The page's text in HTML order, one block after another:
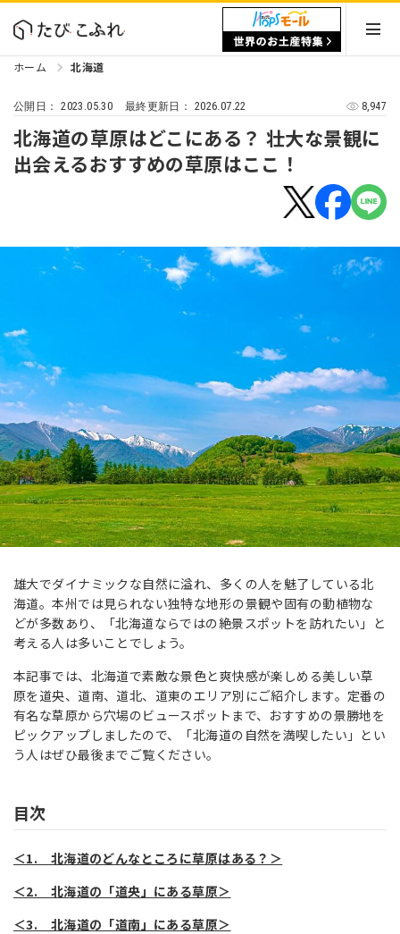
ホーム 北海道
公開日：2023.05.30 最終更新日： 2026.07.22 8,947
北海道の草原はどこにある？ 壮大な景観に
出会えるおすすめの草原はここ！
雄大でダイナミックな自然に溢れ、多くの人を魅了している北
海道。本州では見られない独特な地形の景観や固有の動植物な
どが多数あり、「北海道ならではの絶景スポットを訪れたい」と
考える人は多いことでしょう。
本記事では、北海道で素敵な景色と爽快感が楽しめる美しい草
原を道央、道南、道北、道東のエリア別にご紹介します。定番の
有名な草原から穴場のビュースポットまで、おすすめの景勝地を
ピックアップしましたので、「北海道の自然を満喫したい」とい
う人はぜひ最後までご覧ください。
目次
＜1. 北海道のどんなところに草原はある？＞
＜2. 北海道の「道央」にある草原＞
＜3. 北海道の「道南」にある草原＞